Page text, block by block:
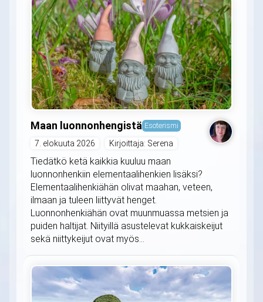
Maan luonnonhengistä Esoterismi
7. elokuuta 2026 Kirjoittaja: Serena
Tiedätkö ketä kaikkia kuuluu maan
luonnonhenkiin elementaalihenkien lisäksi?
Elementaalihenkiähän olivat maahan, veteen,
ilmaan ja tuleen liittyvät henget.
Luonnonhenkiähän ovat muunmuassa metsien ja
puiden haltijat. Niityillä asustelevat kukkaiskeijut
sekä niittykeijut ovat myös...